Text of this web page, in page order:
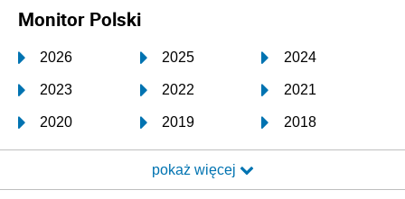
Monitor Polski
2026 2025 2024
2023 2022 2021
2020 2019 2018
2017 2016 2015
2014 2013 2012
pokaż więcej